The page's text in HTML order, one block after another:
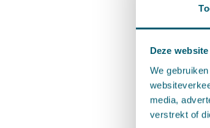
Deze
We
media,
verstrekt of